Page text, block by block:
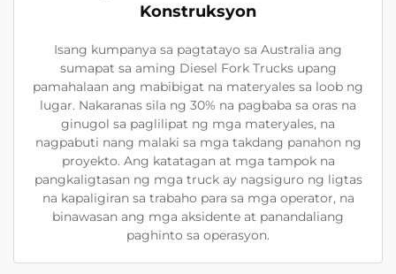
Konstruksyon
Isang kumpanya sa pagtatayo sa Australia ang
sumapat sa aming Diesel Fork Trucks upang
pamahalaan ang mabibigat na materyales sa loob ng
lugar. Nakaranas sila ng 30% na pagbaba sa oras na
ginugol sa paglilipat ng mga materyales, na
nagpabuti nang malaki sa mga takdang panahon ng
proyekto. Ang katatagan at mga tampok na
pangkaligtasan ng mga truck ay nagsiguro ng ligtas
na kapaligiran sa trabaho para sa mga operator, na
binawasan ang mga aksidente at panandaliang
paghinto sa operasyon.